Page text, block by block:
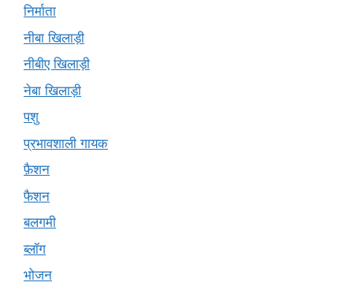
निर्माता
नीबा खिलाड़ी
नीबीए खिलाड़ी
नेबा खिलाड़ी
पशु
प्रभावशाली गायक
फ़ैशन
फैशन
बलगमी
ब्लॉग
भोजन